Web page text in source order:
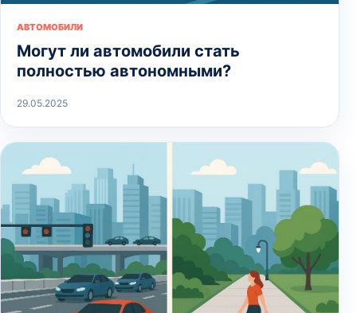
АВТОМОБИЛИ
Могут ли автомобили стать
полностью автономными?
29.05.2025